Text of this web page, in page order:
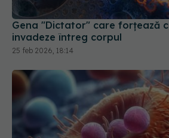
Gena "Dictator" care forțează
invadeze întreg corpul
25 feb 2026, 18:14